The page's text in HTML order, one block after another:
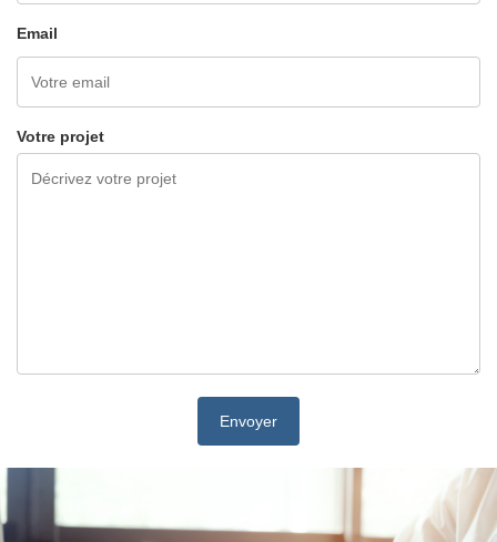
Email
Votre projet